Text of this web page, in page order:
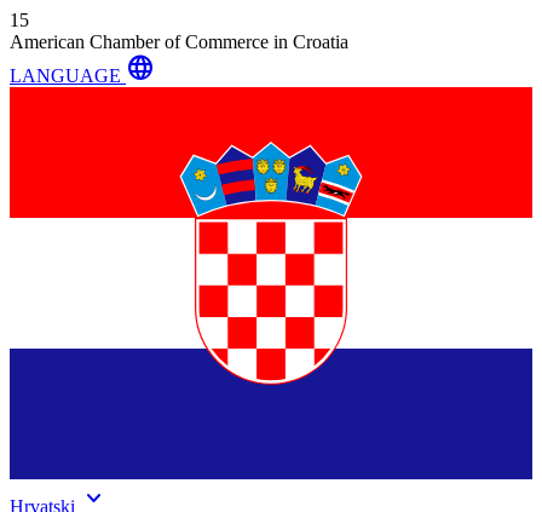
15
American Chamber of Commerce in Croatia
LANGUAGE language
Hrvatski keyboard_arrow_down